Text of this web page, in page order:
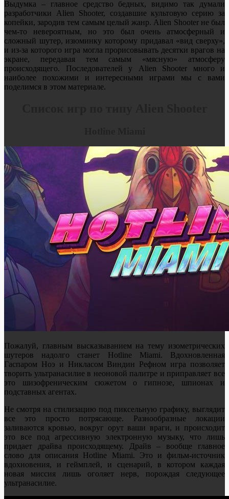
Выдумка – главное средство бедных, видимо так думали
разработчики Alien Shooter, создавшие культовую серию за
копейки, зародив тем самым целый жанр. Alien Shooter не был
чем-то невероятным, но это был очень атмосферный и
сложный шутер, изюминку которому придавал «вид сверху»,
и из-за которого игра могла прорисовывать десятки врагов на
экране, передавая тем самым «мясную» атмосферу
происходящего. Последователей у Alien Shooter много и
наиболее похожими и интересными играми мы с вами
поделимся в этом материале.
Пожалуй, главным высказыванием на тему изометрических
шутеров надолго станет Hotline Miami. Вдохновленная
Гаспаром Ноэ и Никласом Виндин Рефном игра позволяет
творить ультранасилие в неоновой палитре и приправляет все
это шизофреническим сюжетом о гипнозе, шпионах и
подставных агентах.
Не смотря на стилизацию под пиксельную графику, выглядит
все это просто потрясающе. Разнообразные локации
заливаются кровью, вокруг орут ваши враги, и происходит
это все под агрессивную электронную музыку, что лишь
придает драйва происходящему. Драйв – вообще главное
слово для описания Hotline Miami. Это и фильм-источник
вдохновения, и геймплей, и сценарий, в котором каждая
новая миссия лишь оголяет нерв, порождая следующее
ультранасилие.